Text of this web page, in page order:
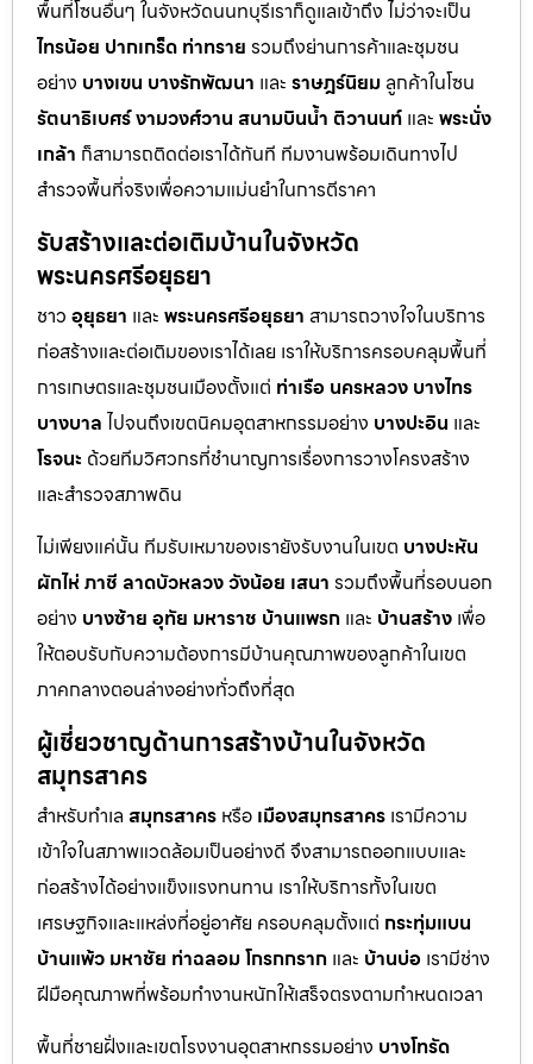
พื้นที่โซนอื่นๆ ในจังหวัดนนทบุรีเราก็ดูแลเข้าถึง ไม่ว่าจะเป็น
ไทรน้อย ปากเกร็ด ท่าทราย รวมถึงย่านการค้าและชุมชน
อย่าง บางเขน บางรักพัฒนา และ ราษฎร์นิยม ลูกค้าในโซน
รัตนาธิเบศร์งามวงศ์วาน สนามบินน้ำ ติวานนท์ และ พระนั่ง
เกล้า ก็สามารถติดต่อเราได้ทันที ทีมงานพร้อมเดินทางไป
สำรวจพื้นที่จริงเพื่อความแม่นยำในการตีราคา
รับสร้างและต่อเติมบ้านในจังหวัด
พระนครศรีอยุธยา
ชาว อุยุธยา และ พระนครศรีอยุธยา สามารถวางใจในบริการ
ก่อสร้างและต่อเติมของเราได้เลย เราให้บริการครอบคลุมพื้นที่
การเกษตรและชุมชนเมืองตั้งแต่ ท่าเรือ นครหลวง บางไทร
บางบาล ไปจนถึงเขตนิคมอุตสาหกรรมอย่าง บางปะอิน และ
โรจนะ ด้วยทีมวิศวกรที่ชำนาญการเรื่องการวางโครงสร้าง
และสำรวจสภาพดิน
ไม่เพียงแค่นั้น ทีมรับเหมาของเรายังรับงานในเขต บางปะหัน
ผักไห่ภาชี ลาดบัวหลวงวังน้อย เสนา รวมถึงพื้นที่รอบนอก
อย่าง บางซ้าย อุทัย มหาราช บ้านแพรก และ บ้านสร้าง เพื่อ
ให้ตอบรับกับความต้องการมีบ้านคุณภาพของลูกค้าในเขต
ภาคกลางตอนล่างอย่างทั่วถึงที่สุด
ผู้เชี่ยวชาญด้านการสร้างบ้านในจังหวัด
สมุทรสาคร
สำหรับทำเล สมุทรสาคร หรือ เมืองสมุทรสาคร เรามีความ
เข้าใจในสภาพแวดล้อมเป็นอย่างดี จึงสามารถออกแบบและ
ก่อสร้างได้อย่างแข็งแรงทนทาน เราให้บริการทั้งในเขต
เศรษฐกิจและแหล่งที่อยู่อาศัย ครอบคลุมตั้งแต่ กระทุ่มแบน
บ้านแพ้ว มหาชัย ท่าฉลอมโกรกกราก และ บ้านบ่อ เรามีช่าง
ฝีมือคุณภาพที่พร้อมทำงานหนักให้เสร็จตรงตามกำหนดเวลา
พื้นที่ชายฝั่งและเขตโรงงานอุตสาหกรรมอย่าง บางโทรัด